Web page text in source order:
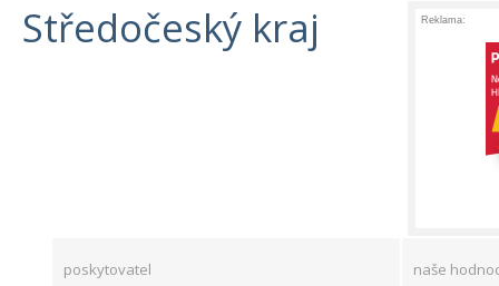
Reklama:
Středočeský kraj
poskytovatel naše